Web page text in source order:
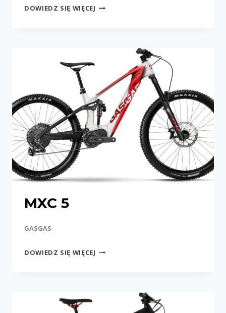
DOWIEDZ SIĘ WIĘCEJ MXC
MXC 5
GASGAS
DOWIEDZ SIĘ WIĘCEJ MXC